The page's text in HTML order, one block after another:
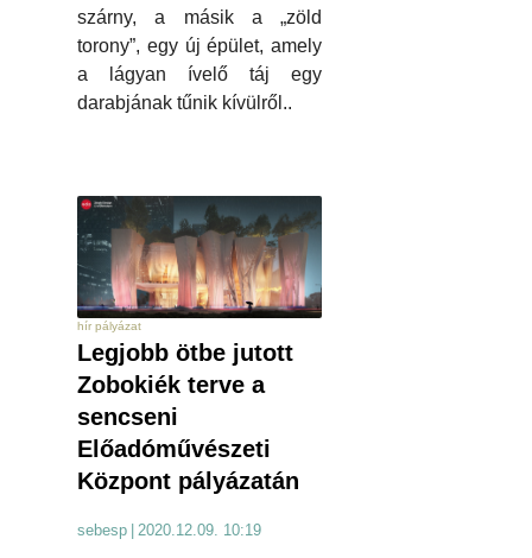
szárny, a másik a „zöld
torony”, egy új épület, amely
a lágyan ívelő táj egy
darabjának tűnik kívülről..
hír pályázat
Legjobb ötbe jutott
Zobokiék terve a
sencseni
Előadóművészeti
Központ pályázatán
sebesp 2020.12.09. 10:19